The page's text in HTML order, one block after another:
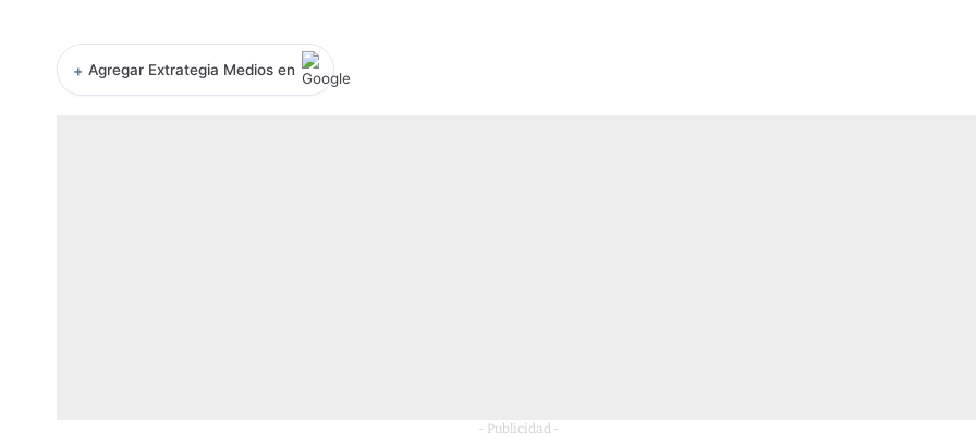
+ Agregar Extrategia Medios en
- Publicidad -